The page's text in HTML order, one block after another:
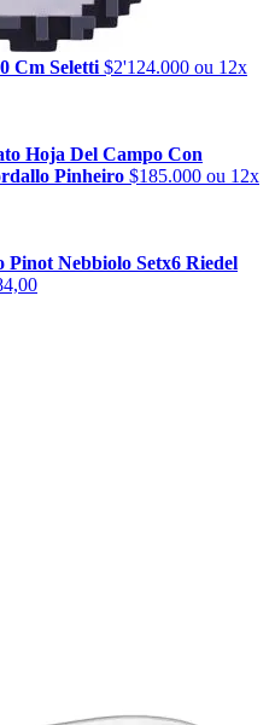
Cm Seletti $2'124.000 ou 12x
Hoja Del Campo Con
Pinheiro $185.000 ou 12x
Pinot Nebbiolo Setx6 Riedel